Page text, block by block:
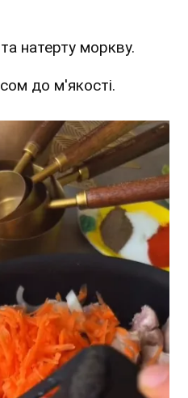
натерту моркву.
до м'якості.